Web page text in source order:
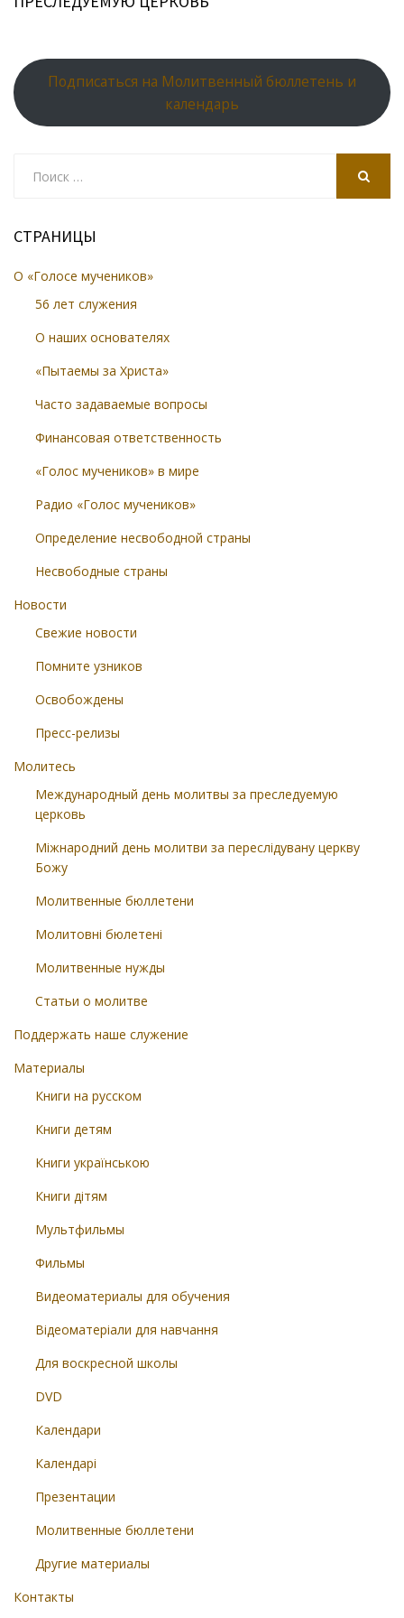
Подписаться на Молитвенный бюллетень и
календарь
СТРАНИЦЫ
О «Голосе мучеников»
56 лет служения
О наших основателях
«Пытаемы за Христа»
Часто задаваемые вопросы
Финансовая ответственность
«Голос мучеников» в мире
Радио «Голос мучеников»
Определение несвободной страны
Несвободные страны
Новости
Свежие новости
Помните узников
Освобождены
Пресс-релизы
Молитесь
Международный день молитвы за преследуемую
церковь
Міжнародний день молитви за переслідувану церкву
Божу
Молитвенные бюллетени
Молитовні бюлетені
Молитвенные нужды
Статьи о молитве
Поддержать наше служение
Материалы
Книги на русском
Книги детям
Книги українською
Книги дітям
Мультфильмы
Фильмы
Видеоматериалы для обучения
Відеоматеріали для навчання
Для воскресной школы
DVD
Календари
Календарі
Презентации
Молитвенные бюллетени
Другие материалы
Контакты